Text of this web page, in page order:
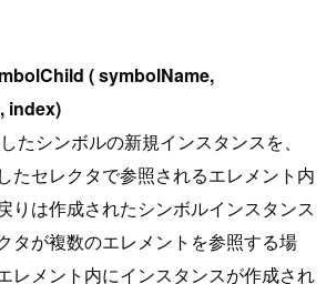
( symbolName,
index)
たシンボルの新規インスタンスを、
たセレクタで参照されるエレメント内
りは作成されたシンボルインスタンス
タが複数のエレメントを参照する場
レメント内にインスタンスが作成され